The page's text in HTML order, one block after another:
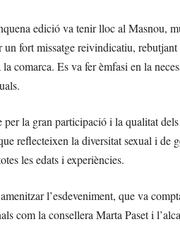
edició va tenir lloc al
un fort missatge reivindicatiu,
comarca. Es va fer èmfasi en la
la gran participació i la qualitat
reflecteixen la diversitat sexual i de
les edats i experiències.
l’esdeveniment, que va
com la consellera Marta Paset i